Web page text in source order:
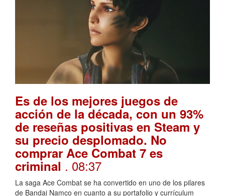
Es de los mejores juegos de
acción de la década, con un 93%
de reseñas positivas en Steam y
su precio desplomado. No
comprar Ace Combat 7 es
criminal . 08:37
La saga Ace Combat se ha convertido en uno de los pilares
de Bandai Namco en cuanto a su portafolio y currículum